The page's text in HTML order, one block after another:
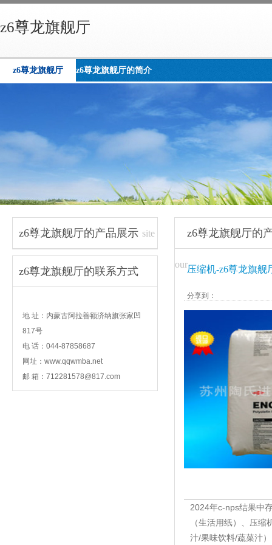
z6尊龙旗舰厅
z6尊龙旗舰厅 z6尊龙旗舰厅的简介
z6尊龙旗舰厅的产品展示 site
navigation
z6尊龙旗舰厅的联系方式
地 址：内蒙古阿拉善额济纳旗张家凹
817号
电 话：044-87858687
网址：www.qqwmba.net
邮 箱： 712281578@817.com
z6尊龙旗舰厅的
our压缩机-z6尊龙旗舰
分享到：
2024年c-nps结果中
（生活用纸）、压
汁/果味饮料/蔬菜汁